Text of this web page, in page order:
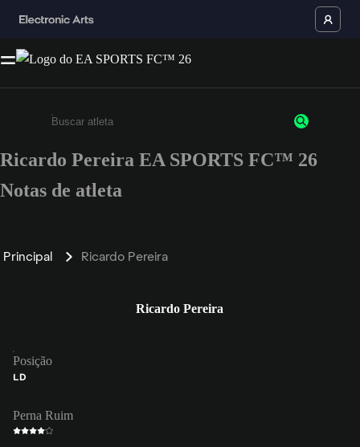
Insira pelo menos 3 caracteres ou números
Ricardo Pereira EA SPORTS FC™ 26
Notas de atleta
Principal Ricardo Pereira
Ricardo Pereira
Posição
LD
Perna Ruim